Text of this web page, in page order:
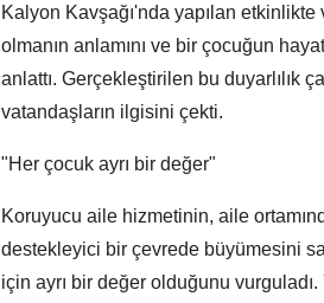
Kalyon Kavşağı'nda yapılan
olmanın anlamını ve bir çocuğun
anlattı. Gerçekleştirilen bu duyarlılık
vatandaşların ilgisini çekti.
"Her çocuk ayrı bir değer"
Koruyucu aile hizmetinin, aile
destekleyici bir çevrede büyümesini
için ayrı bir değer olduğunu